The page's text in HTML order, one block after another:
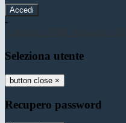
-
Seleziona utente
button close ×
Recupero password